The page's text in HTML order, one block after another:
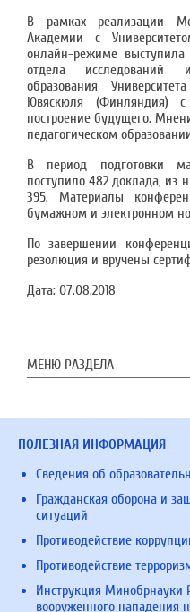
В рамках реализации
Академии с
онлайн-режиме выступила
отдела исследований
образования
Ювяскюля (Финляндия)
построение будущего.
педагогическом
В период подготовки
поступило 482 доклада, из
395. Материалы
бумажном и электронном
По завершении
резолюция и вручены
Дата: 07.08.2018
МЕНЮ РАЗДЕЛА
ПОЛЕЗНАЯ ИНФОРМАЦИЯ
Сведения об
Гражданская оборона и
ситуаций
Противодействие
Противодействие
Инструкция Минобрнауки
вооруженного нападения